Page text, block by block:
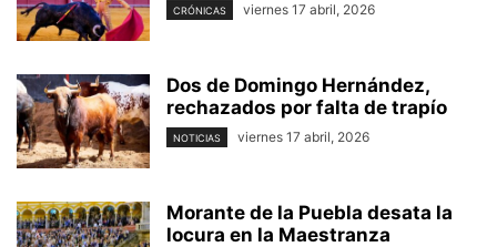
CRÓNICAS viernes 17 abril, 2026
Dos de Domingo Hernández,
rechazados por falta de trapío
NOTICIAS viernes 17 abril, 2026
Morante de la Puebla desata la
locura en la Maestranza